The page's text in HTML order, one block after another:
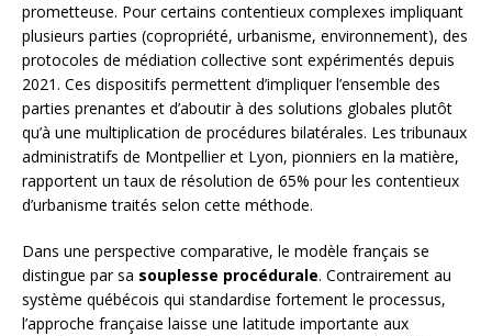
prometteuse. Pour certains contentieux complexes impliquant
plusieurs parties (copropriété, urbanisme, environnement), des
protocoles de médiation collective sont expérimentés depuis
2021. Ces dispositifs permettent d’impliquer l’ensemble des
parties prenantes et d’aboutir à des solutions globales plutôt
qu’à une multiplication de procédures bilatérales. Les tribunaux
administratifs de Montpellier et Lyon, pionniers en la matière,
rapportent un taux de résolution de 65% pour les contentieux
d’urbanisme traités selon cette méthode.
Dans une perspective comparative, le modèle français se
distingue par sa souplesse procédurale. Contrairement au
système québécois qui standardise fortement le processus,
l’approche française laisse une latitude importante aux